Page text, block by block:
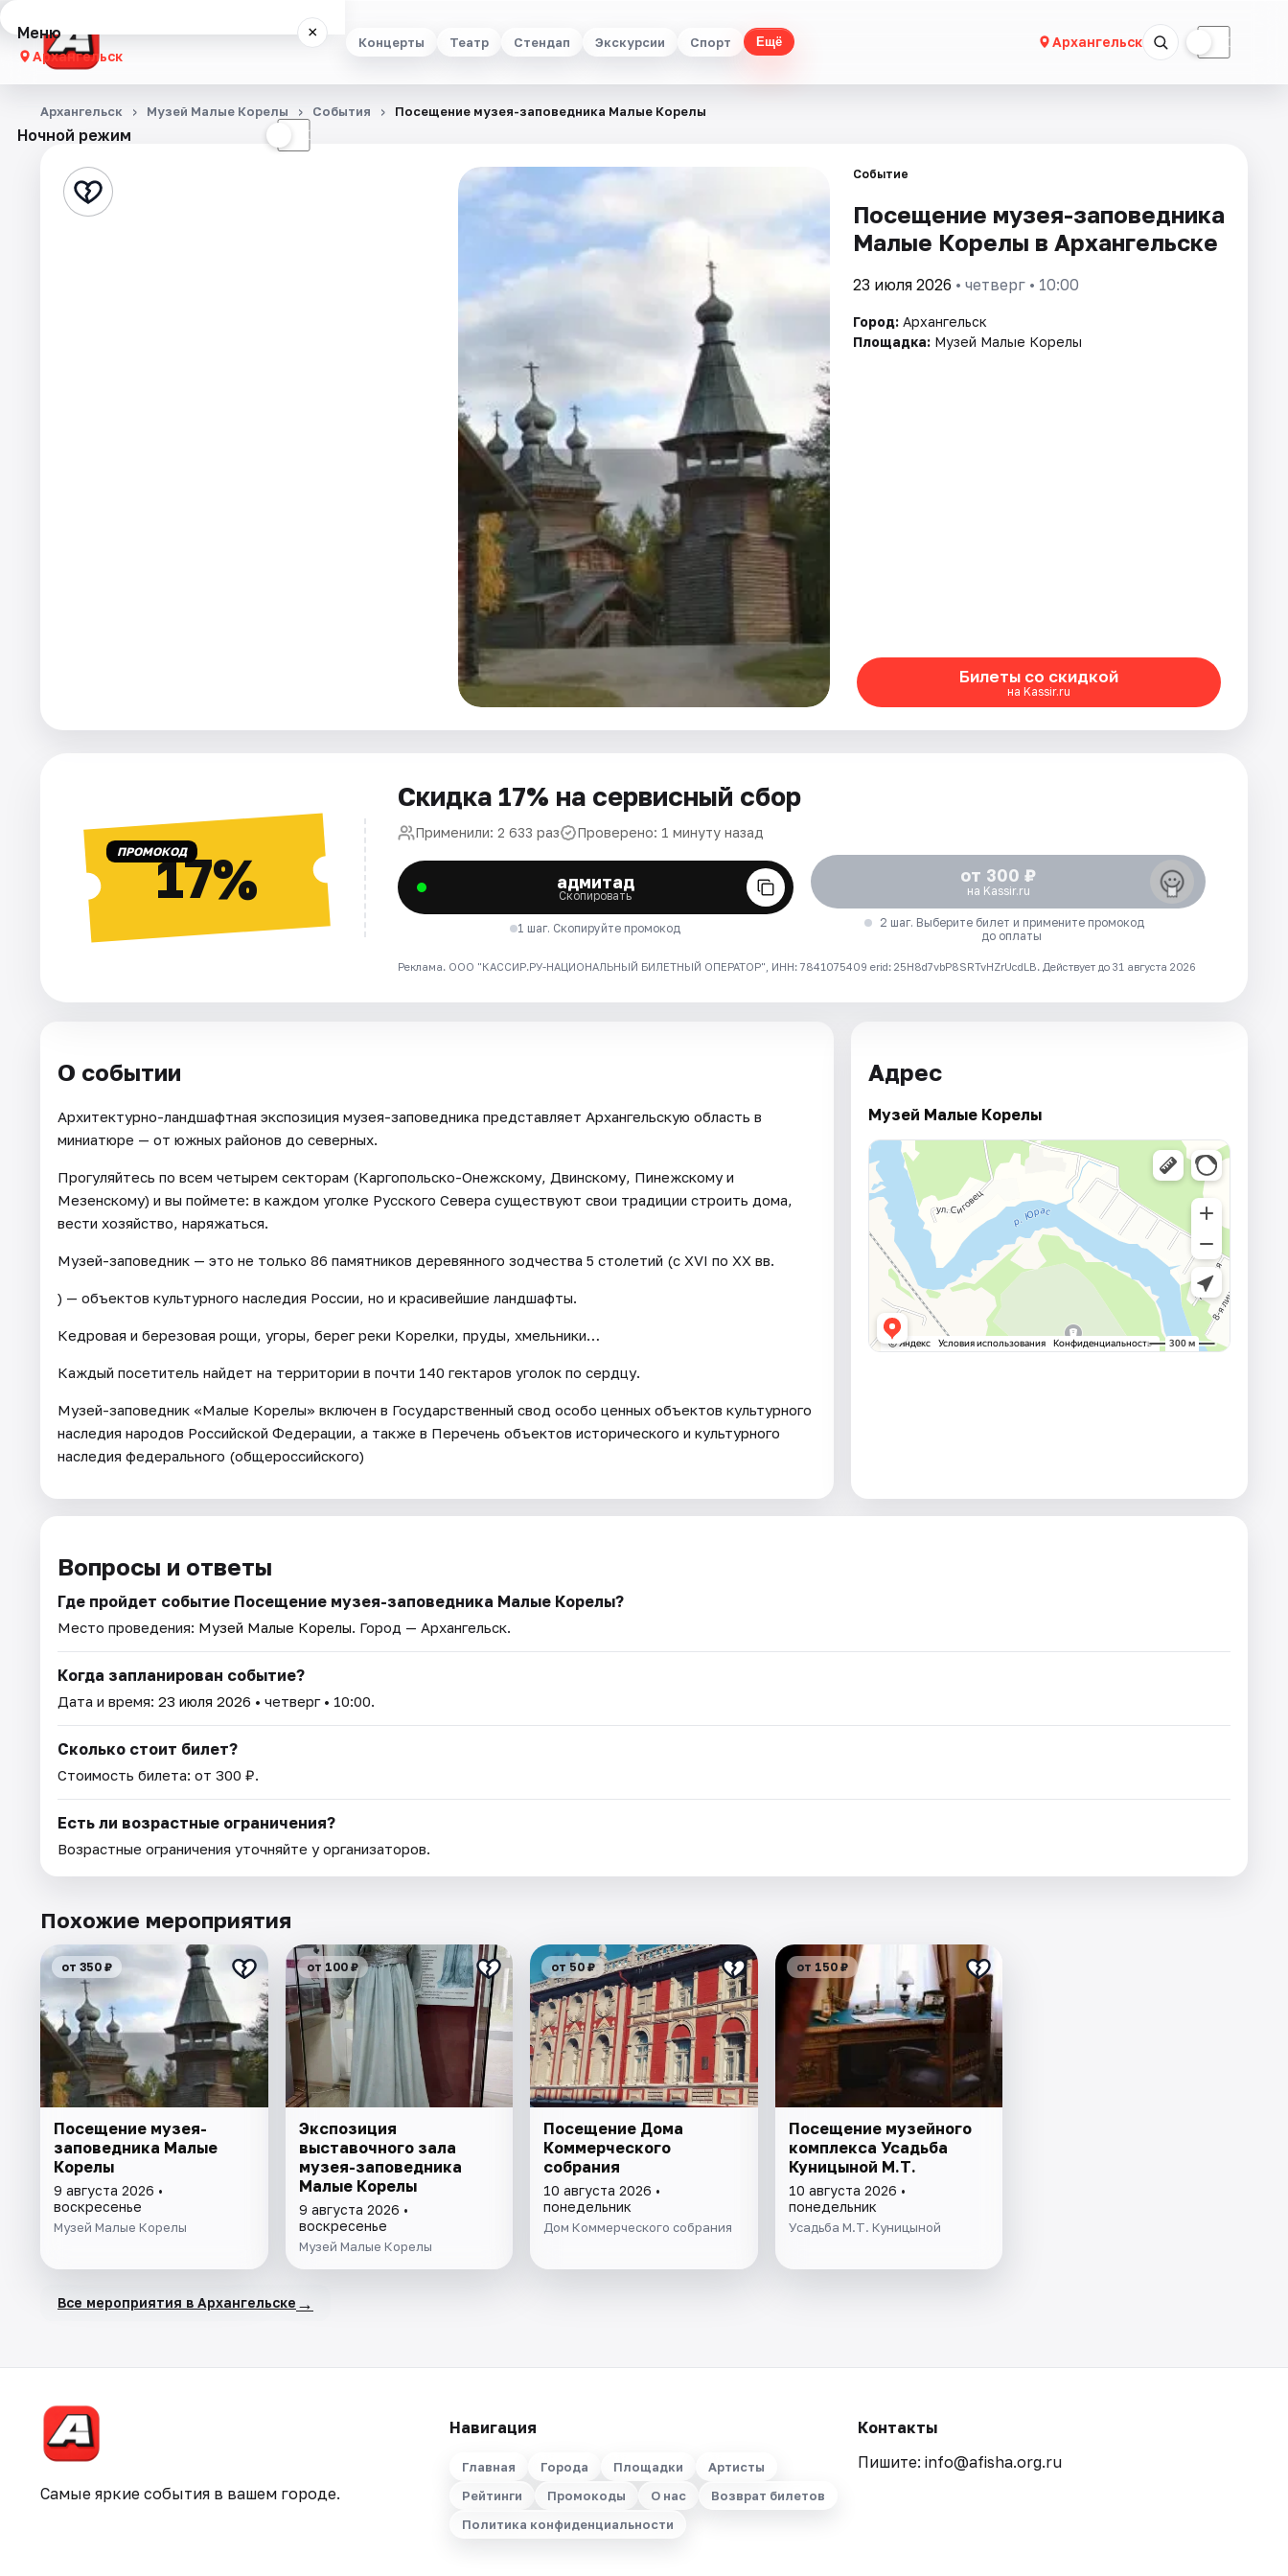
Концерты Театр Стендап Экскурсии Спорт Ещё Архангельск ☾
Меню ×
Архангельск
Концерты
Стендап
Ночной режим ☾
Архангельск Музей Малые Корелы События Посещение музея-заповедника Малые Корелы
Событие
Посещение музея-заповедника
Малые Корелы в Архангельске
23 июля 2026 • четверг • 10:00
Город: Архангельск
Площадка: Музей Малые Корелы
Билеты со скидкой
на Kassir.ru
ПРОМОКОД17%
Скидка 17% на сервисный сбор
Применили: 2 633 раз Проверено: 1 минуту назад
адмитад
Скопировать
1 шаг. Скопируйте промокод
от 300 ₽
на Kassir.ru
2 шаг. Выберите билет и примените промокод
до оплаты
Реклама. ООО "КАССИР.РУ-НАЦИОНАЛЬНЫЙ БИЛЕТНЫЙ ОПЕРАТОР", ИНН: 7841075409 erid: 25H8d7vbP8SRTvHZrUcdLB. Действует до 31 августа 2026
О событии
Архитектурно-ландшафтная экспозиция музея-заповедника представляет Архангельскую область в
миниатюре — от южных районов до северных.
Прогуляйтесь по всем четырем секторам (Каргопольско-Онежскому, Двинскому, Пинежскому и
Мезенскому) и вы поймете: в каждом уголке Русского Севера существуют свои традиции строить дома,
вести хозяйство, наряжаться.
Музей-заповедник — это не только 86 памятников деревянного зодчества 5 столетий (с XVI по ХХ вв.
) — объектов культурного наследия России, но и красивейшие ландшафты.
Кедровая и березовая рощи, угоры, берег реки Корелки, пруды, хмельники…
Каждый посетитель найдет на территории в почти 140 гектаров уголок по сердцу.
Музей-заповедник «Малые Корелы» включен в Государственный свод особо ценных объектов культурного
наследия народов Российской Федерации, а также в Перечень объектов исторического и культурного
наследия федерального (общероссийского)
Адрес
Музей Малые Корелы
Вопросы и ответы
Где пройдет событие Посещение музея-заповедника Малые Корелы?
Место проведения: Музей Малые Корелы. Город — Архангельск.
Когда запланирован событие?
Дата и время: 23 июля 2026 • четверг • 10:00.
Сколько стоит билет?
Стоимость билета: от 300 ₽.
Есть ли возрастные ограничения?
Возрастные ограничения уточняйте у организаторов.
Похожие мероприятия
от 350 ₽
Посещение музея-
заповедника Малые
Корелы
9 августа 2026 •
воскресенье
Музей Малые Корелы
от 100 ₽
Экспозиция
выставочного зала
музея-заповедника
Малые Корелы
9 августа 2026 •
воскресенье
Музей Малые Корелы
от 50 ₽
Посещение Дома
Коммерческого
собрания
10 августа 2026 •
понедельник
Дом Коммерческого собрания
от 150 ₽
Посещение музейного
комплекса Усадьба
Куницыной М.Т.
10 августа 2026 •
понедельник
Усадьба М.Т. Куницыной
Все мероприятия в Архангельске →
Самые яркие события в вашем городе.
Навигация
Главная Города Площадки
Артисты
Рейтинги
Промокоды О нас
Возврат билетов
Политика конфиденциальности
Контакты
Пишите: info@afisha.org.ru